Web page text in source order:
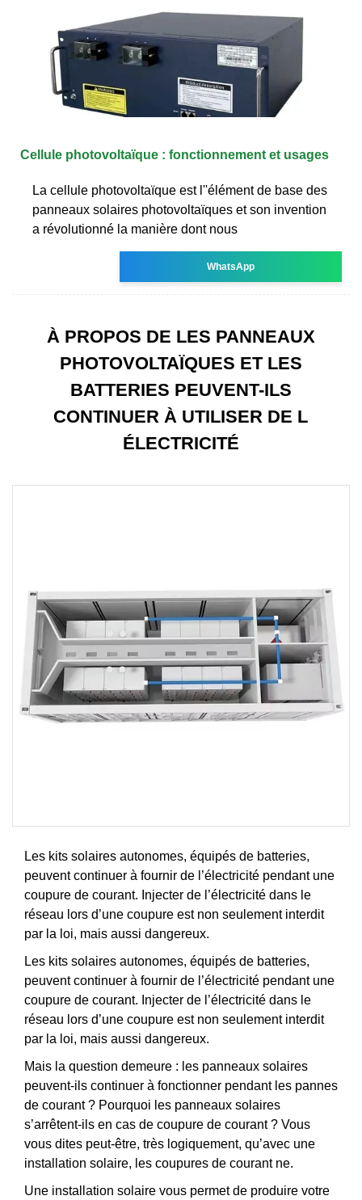
Cellule photovoltaïque : fonctionnement et usages
La cellule photovoltaïque est l''élément de base des
panneaux solaires photovoltaïques et son invention
a révolutionné la manière dont nous
WhatsApp
À PROPOS DE LES PANNEAUX
PHOTOVOLTAÏQUES ET LES
BATTERIES PEUVENT-ILS
CONTINUER À UTILISER DE L
ÉLECTRICITÉ
Les kits solaires autonomes, équipés de batteries,
peuvent continuer à fournir de l’électricité pendant une
coupure de courant. Injecter de l’électricité dans le
réseau lors d’une coupure est non seulement interdit
par la loi, mais aussi dangereux.
Les kits solaires autonomes, équipés de batteries,
peuvent continuer à fournir de l’électricité pendant une
coupure de courant. Injecter de l’électricité dans le
réseau lors d’une coupure est non seulement interdit
par la loi, mais aussi dangereux.
Mais la question demeure : les panneaux solaires
peuvent-ils continuer à fonctionner pendant les pannes
de courant ? Pourquoi les panneaux solaires
s’arrêtent-ils en cas de coupure de courant ? Vous
vous dites peut-être, très logiquement, qu’avec une
installation solaire, les coupures de courant ne.
Une installation solaire vous permet de produire votre